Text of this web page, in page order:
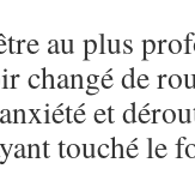
au plus
changé de
et
touché le